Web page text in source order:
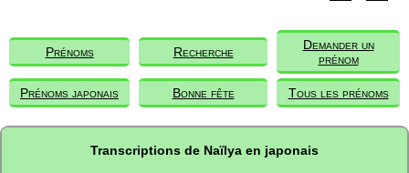
Prénoms Recherche
Demander un
prénom
Prénoms japonais Bonne fête Tous les prénoms
Transcriptions de Naïlya en japonais